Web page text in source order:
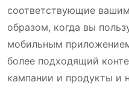
соответствующие
образом, когда вы
мобильным
более подходящий
кампании и продукты и